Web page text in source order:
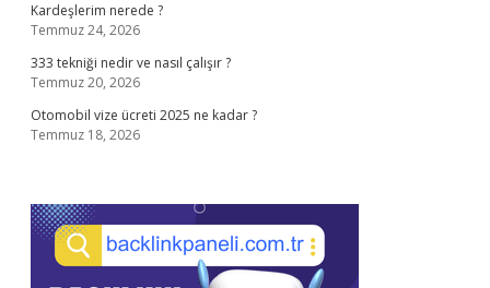
Kardeşlerim nerede ?
Temmuz 24, 2026
333 tekniği nedir ve nasıl çalışır ?
Temmuz 20, 2026
Otomobil vize ücreti 2025 ne kadar ?
Temmuz 18, 2026